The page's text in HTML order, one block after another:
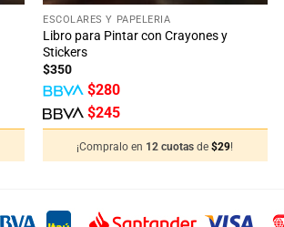
ESCOLARES Y PAPELERÍA
Libro para Pintar con Crayones y
Stickers
$350
$280
$245
¡Compralo en 12 cuotasde$29!